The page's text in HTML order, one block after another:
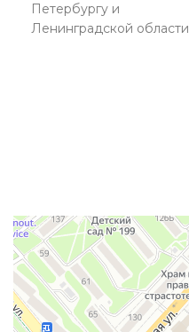
Петербургу и
Ленинградской области